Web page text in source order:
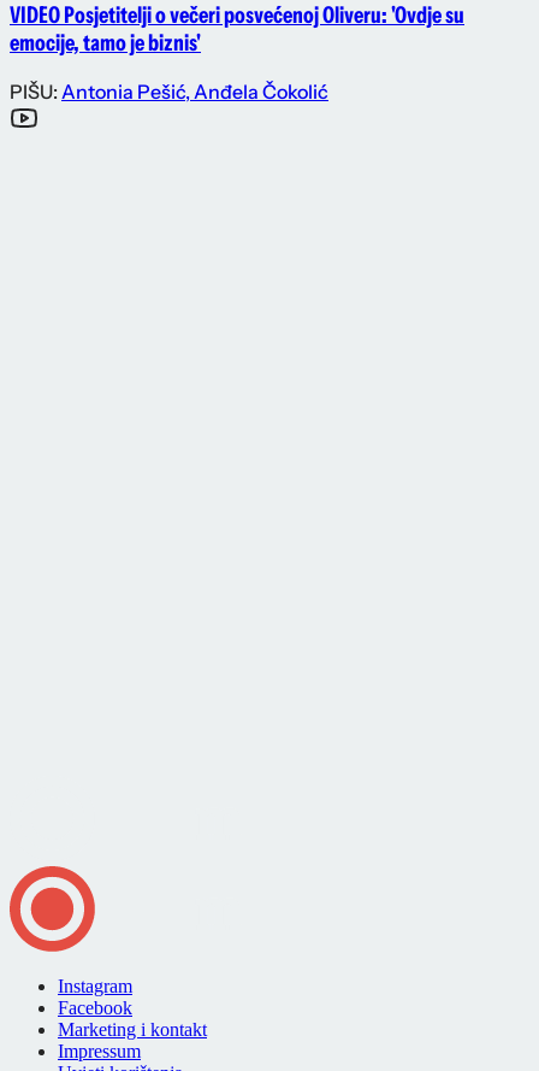
VIDEO Posjetitelji o večeri posvećenoj Oliveru: 'Ovdje su
emocije, tamo je biznis'
PIŠU: Antonia Pešić,Anđela Čokolić
Instagram
Facebook
Marketing i kontakt
Impressum